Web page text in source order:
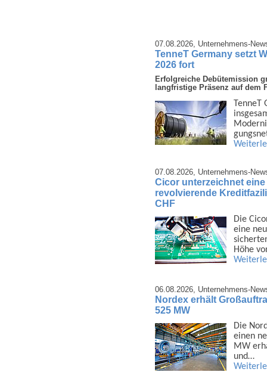
07.08.2026, Unternehmens-
TenneT Germany setzt
2026 fort
Erfolgreiche Debütemission
langfristige Präsenz auf dem
07.08.2026, Unternehmens-
Cicor unterzeichnet
revolvierende
CHF
Die
eine
Höhe
06.08.2026, Unternehmens-
Nordex erhält
525 MW
Die
einen
MW
und…